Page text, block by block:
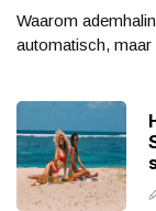
Waarom
automatisch, maar